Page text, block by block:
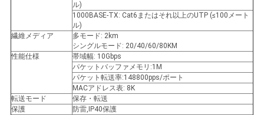
イ
バ
ー
ル)
1000BASE-TX: Cat6またはそれ以上のUTP (≤100メート
ル)
繊維メディア
多モード: 2km
シングルモード: 20/40/60/80KM
性能仕様
帯域幅: 10Gbps
パケットバッファメモリ:1M
パケット転送率:148800pps/ポート
MACアドレス表: 8K
転送モード
保存・転送
保護
防雷,IP40保護